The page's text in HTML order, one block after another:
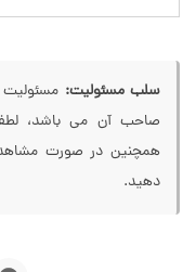
سلب مسئولیت:
صاحب آن می باشد،
همچنین در صورت
دهید.